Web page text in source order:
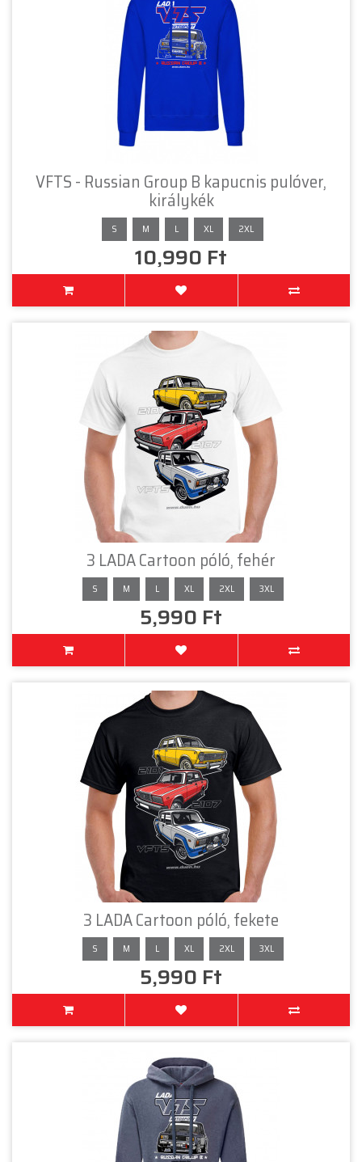
VFTS - Russian Group B kapucnis pulóver,
királykék
S M L XL 2XL
10,990 Ft
3 LADA Cartoon póló, fehér
S M L XL 2XL 3XL
5,990 Ft
3 LADA Cartoon póló, fekete
S M L XL 2XL 3XL
5,990 Ft